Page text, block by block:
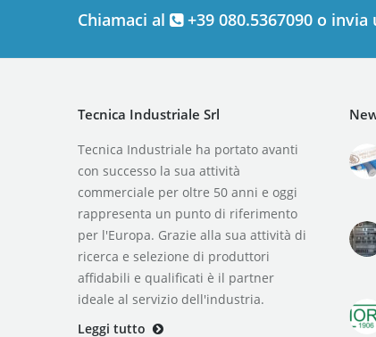
Chiamaci al +39 080.5367090 o invia
Tecnica Industriale Srl
Tecnica Industriale ha portato avanti
con successo la sua attività
commerciale per oltre 50 anni e oggi
rappresenta un punto di riferimento
per l'Europa. Grazie alla sua attività di
ricerca e selezione di produttori
affidabili e qualificati è il partner
ideale al servizio dell'industria.
Leggi tutto